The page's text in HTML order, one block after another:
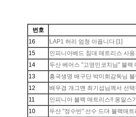
번호
16
LAP1 허리 엄청 아픕니다 [1]
15
인피니아베드 침대 매트리스 사
14
두산 베어스 "고영민코치님" 블랙
13
흥국생명 배구단 박미희감독님
12
배우겸 개그맨 최기섭님께서 선
11
인피니아 블랙 매트리스!! 옹알스
10
두산 "정수빈" 선수 드뎌 블랙매